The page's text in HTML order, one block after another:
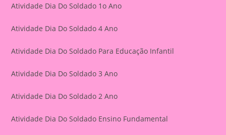
Atividade Dia Do Soldado 1o Ano
Atividade Dia Do Soldado 4 Ano
Atividade Dia Do Soldado Para Educação Infantil
Atividade Dia Do Soldado 3 Ano
Atividade Dia Do Soldado 2 Ano
Atividade Dia Do Soldado Ensino Fundamental